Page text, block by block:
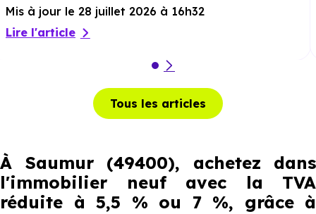
Mis à jour le 28 juillet 2026 à 16h32
Lire l'article
Tous les articles
À Saumur (49400), achetez dans
l'immobilier neuf avec la TVA
réduite à 5,5 % ou 7 %, grâce à